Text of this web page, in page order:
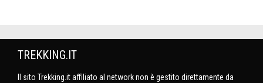
TREKKING.IT
Il sito Trekking.it affiliato al network non è gestito direttamente da